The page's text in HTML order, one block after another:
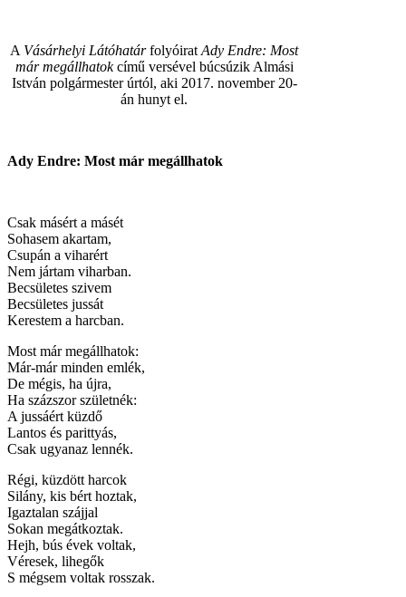
A Vásárhelyi Látóhatárfolyóirat Ady Endre: Most
már megállhatokcímű versével búcsúzik Almási
István polgármester úrtól, aki 2017. november 20-
án hunyt el.
Ady Endre: Most már megállhatok
Csak másért a másét
Sohasem akartam,
Csupán a viharért
Nem jártam viharban.
Becsületes szivem
Becsületes jussát
Kerestem a harcban.
Most már megállhatok:
Már-már minden emlék,
De mégis, ha újra,
Ha százszor születnék:
A jussáért küzdő
Lantos és parittyás,
Csak ugyanaz lennék.
Régi, küzdött harcok
Silány, kis bért hoztak,
Igaztalan szájjal
Sokan megátkoztak.
Hejh, bús évek voltak,
Véresek, lihegők
S mégsem voltak rosszak.